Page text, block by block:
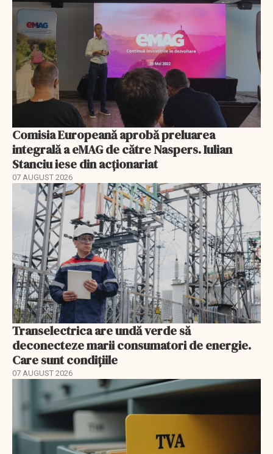
Comisia Europeană aprobă preluarea
integrală a eMAG de către Naspers. Iulian
Stanciu iese din acționariat
07 AUGUST 2026
Transelectrica are undă verde să
deconecteze marii consumatori de energie.
Care sunt condițiile
07 AUGUST 2026